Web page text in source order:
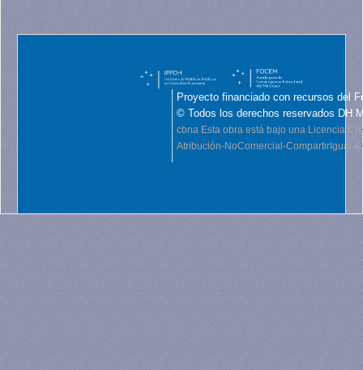
Proyecto financiado con recursos del
© Todos los derechos reservados DH
cbna Esta obra está bajo una Licencia
Atribución-NoComercial-CompartirIgual